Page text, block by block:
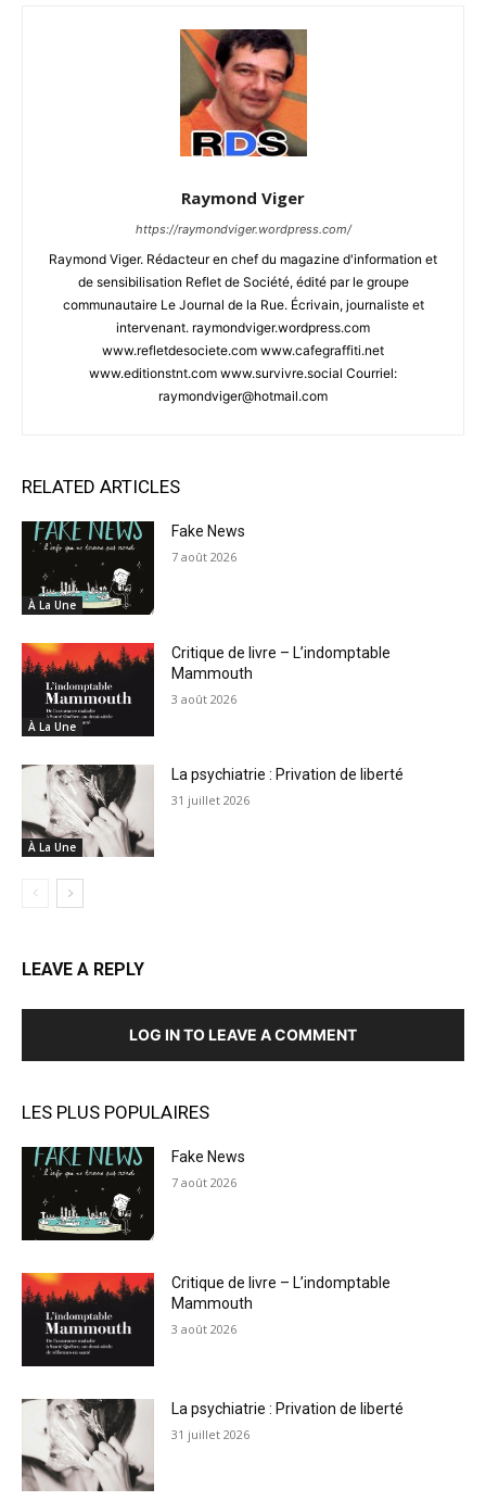
Raymond Viger
https://raymondviger.wordpress.com/
Raymond Viger. Rédacteur en chef du magazine d'information et
de sensibilisation Reflet de Société, édité par le groupe
communautaire Le Journal de la Rue. Écrivain, journaliste et
intervenant. raymondviger.wordpress.com
www.refletdesociete.com www.cafegraffiti.net
www.editionstnt.com www.survivre.social Courriel:
raymondviger@hotmail.com
RELATED ARTICLES
À La Une
Fake News
7 août 2026
À La Une
Critique de livre – L’indomptable
Mammouth
3 août 2026
À La Une
La psychiatrie : Privation de liberté
31 juillet 2026
LEAVE A REPLY
LOG IN TO LEAVE A COMMENT
LES PLUS POPULAIRES
Fake News
7 août 2026
Critique de livre – L’indomptable
Mammouth
3 août 2026
La psychiatrie : Privation de liberté
31 juillet 2026